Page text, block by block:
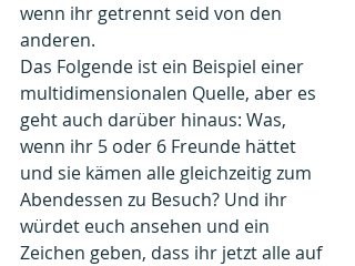
wenn ihr getrennt seid von den
anderen.
Das Folgende ist ein Beispiel einer
multidimensionalen Quelle, aber es
geht auch darüber hinaus: Was,
wenn ihr 5 oder 6 Freunde hättet
und sie kämen alle gleichzeitig zum
Abendessen zu Besuch? Und ihr
würdet euch ansehen und ein
Zeichen geben, dass ihr jetzt alle auf